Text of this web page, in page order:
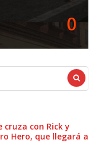
0
cruza con Rick y
Hero, que llegará a